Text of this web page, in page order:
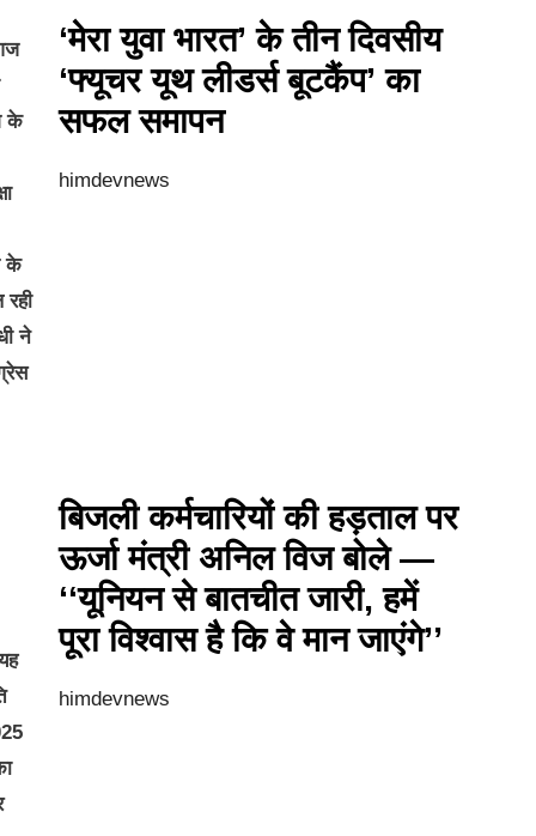
के
के
ने
‘मेरा युवा भारत’ के तीन दिवसीय
‘फ्यूचर यूथ लीडर्स बूटकैंप’ का
सफल समापन
himdevnews
बिजली कर्मचारियों की हड़ताल पर
ऊर्जा मंत्री अनिल विज बोले —
‘‘यूनियन से बातचीत जारी, हमें
पूरा विश्वास है कि वे मान जाएंगे’’
himdevnews